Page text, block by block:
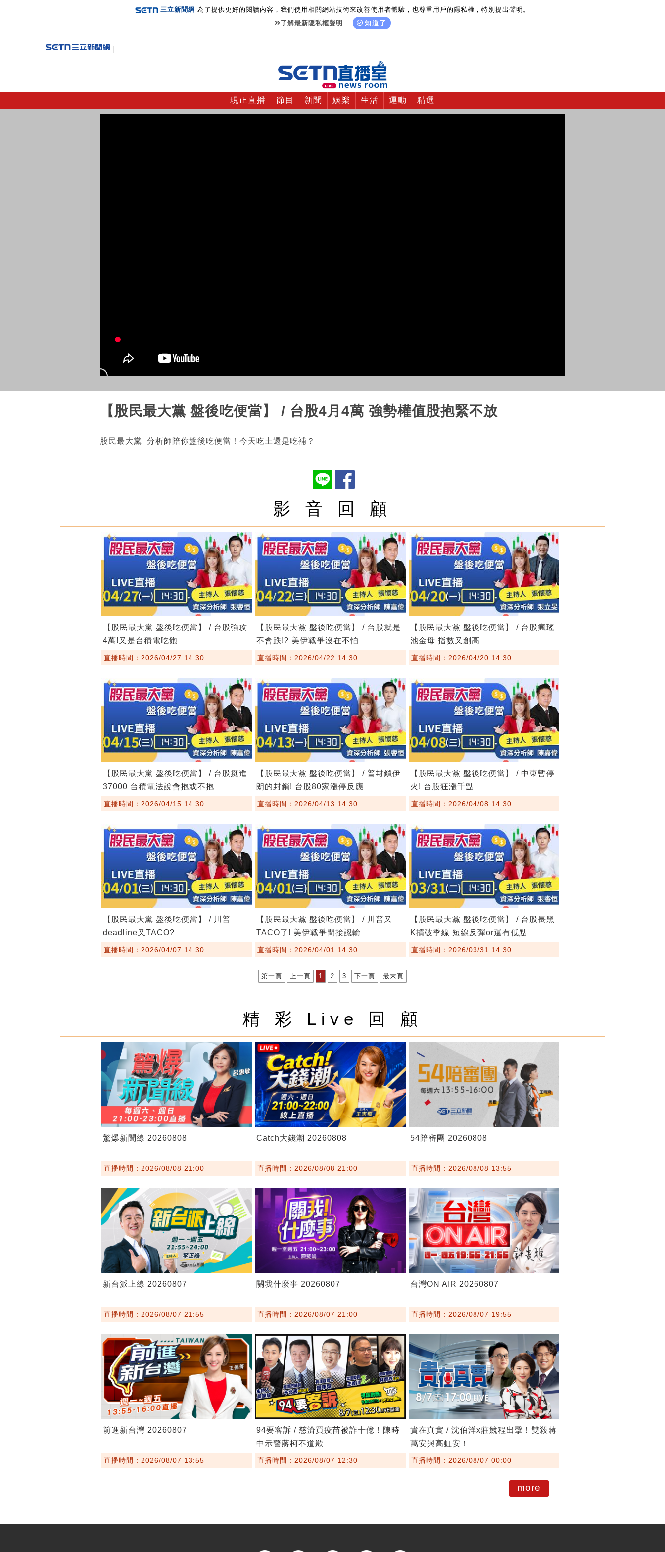
三立新聞網 為了提供更好的閱讀內容，我們使用相關網站技術來改善使用者體驗，也尊重用戶的隱私權，特別提出聲明。
了解最新隱私權聲明
知道了
現正直播 節目 新聞 娛樂 生活 運動 精選
【股民最大黨 盤後吃便當】 / 台股4月4萬 強勢權值股抱緊不放
股民最大黨 分析師陪你盤後吃便當！今天吃土還是吃補？
影 音 回 顧
【股民最大黨 盤後吃便當】 / 台股強攻
4萬!又是台積電吃飽
直播時間：2026/04/27 14:30
【股民最大黨 盤後吃便當】 / 台股就是
不會跌!? 美伊戰爭沒在不怕
直播時間：2026/04/22 14:30
【股民最大黨 盤後吃便當】 / 台股瘋瑤
池金母 指數又創高
直播時間：2026/04/20 14:30
【股民最大黨 盤後吃便當】 / 台股挺進
37000 台積電法說會抱或不抱
直播時間：2026/04/15 14:30
【股民最大黨 盤後吃便當】 / 普封鎖伊
朗的封鎖! 台股80家漲停反應
直播時間：2026/04/13 14:30
【股民最大黨 盤後吃便當】 / 中東暫停
火! 台股狂漲千點
直播時間：2026/04/08 14:30
【股民最大黨 盤後吃便當】 / 川普
deadline又TACO?
直播時間：2026/04/07 14:30
【股民最大黨 盤後吃便當】 / 川普又
TACO了! 美伊戰爭間接認輸
直播時間：2026/04/01 14:30
【股民最大黨 盤後吃便當】 / 台股長黑
K摜破季線 短線反彈or還有低點
直播時間：2026/03/31 14:30
第一頁 上一頁 1 2 3 下一頁 最末頁
精 彩 Live 回 顧
驚爆新聞線 20260808
直播時間：2026/08/08 21:00
Catch大錢潮 20260808
直播時間：2026/08/08 21:00
54陪審團 20260808
直播時間：2026/08/08 13:55
新台派上線 20260807
直播時間：2026/08/07 21:55
關我什麼事 20260807
直播時間：2026/08/07 21:00
台灣ON AIR 20260807
直播時間：2026/08/07 19:55
前進新台灣 20260807
直播時間：2026/08/07 13:55
94要客訴 / 慈濟買疫苗被詐十億！陳時
中示警蔣柯不道歉
直播時間：2026/08/07 12:30
貴在真實 / 沈伯洋x莊競程出擊！雙殺蔣
萬安與高虹安！
直播時間：2026/08/07 00:00
more